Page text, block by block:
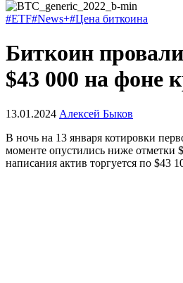
#ETF#News+#Цена биткоина
Биткоин
$43 000 на фоне
13.01.2024 Алексей Быков
В ночь на 13 января котировки
моменте опустились ниже отметки
написания актив торгуется по $43